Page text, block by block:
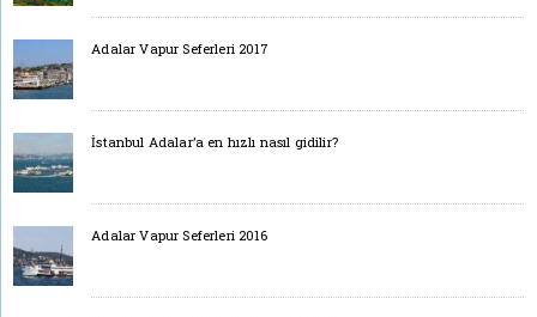
Adalar Vapur Seferleri 2017
İstanbul Adalar’a en hızlı nasıl gidilir?
Adalar Vapur Seferleri 2016